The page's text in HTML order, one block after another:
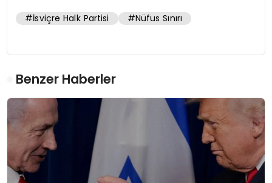
#İsviçre Halk Partisi #Nüfus Sınırı
Benzer Haberler